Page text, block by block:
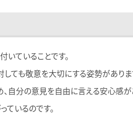
いていることです。
しても敬意を大切にする姿勢がありま
自分の意見を自由に言える安心感が
ているのです。